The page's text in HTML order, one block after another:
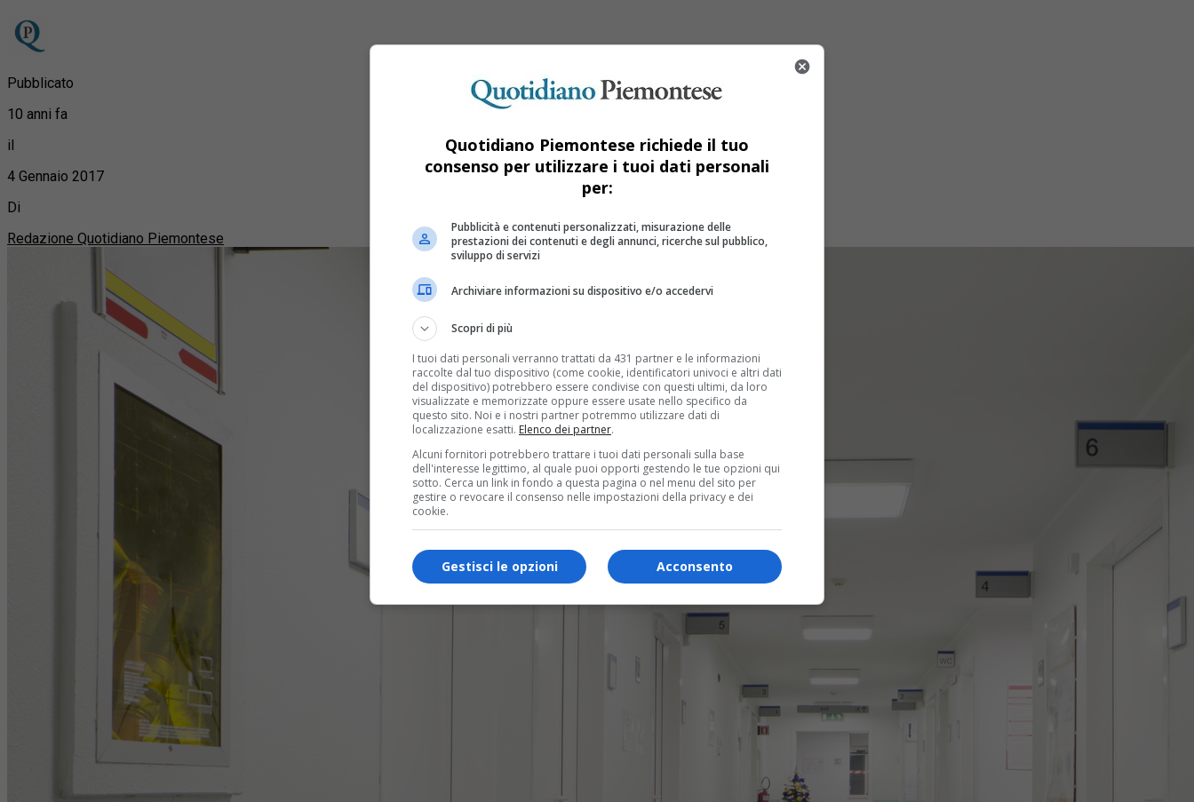
Pubblicato
10 anni fa
il
4 Gennaio 2017
Di
Redazione Quotidiano Piemontese
Quotidiano Piemontese richiede il tuo
consenso per utilizzare i tuoi dati personali
per:
Pubblicità e contenuti personalizzati, misurazione delle
prestazioni dei contenuti e degli annunci, ricerche sul pubblico,
sviluppo di servizi
Archiviare informazioni su dispositivo e/o accedervi
Scopri di più
I tuoi dati personali verranno trattati da 431 partner e le informazioni
raccolte dal tuo dispositivo (come cookie, identificatori univoci e altri dati
del dispositivo) potrebbero essere condivise con questi ultimi, da loro
visualizzate e memorizzate oppure essere usate nello specifico da
questo sito. Noi e i nostri partner potremmo utilizzare dati di
localizzazione esatti. Elenco dei partner.
Alcuni fornitori potrebbero trattare i tuoi dati personali sulla base
dell'interesse legittimo, al quale puoi opporti gestendo le tue opzioni qui
sotto. Cerca un link in fondo a questa pagina o nel menu del sito per
gestire o revocare il consenso nelle impostazioni della privacy e dei
cookie.
Acconsento
Gestisci le opzioni